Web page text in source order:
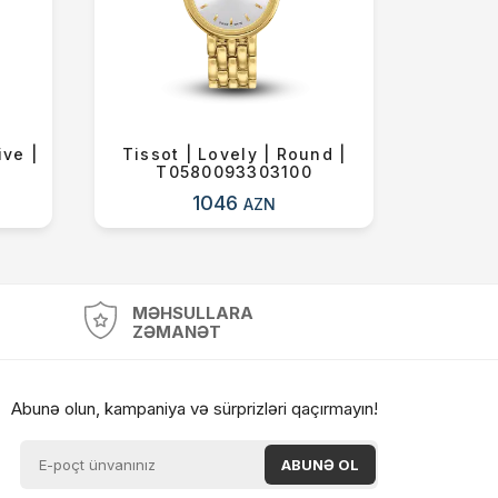
|
Tissot | Lovely | Round |
T0580093303100
1046AZN
MƏHSULLARA
ZƏMANƏT
Abunə olun, kampaniya və sürprizləri qaçırmayın!